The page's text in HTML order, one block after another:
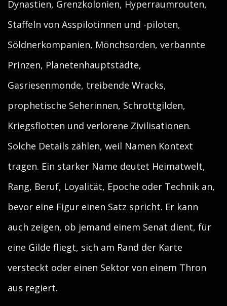
Dynastien, Grenzkolonien, Hyperraumrouten,
Staffeln von Asspilotinnen und -piloten,
Söldnerkompanien, Mönchsorden, verbannte
Prinzen, Planetenhauptstädte,
Gasriesenmonde, treibende Wracks,
prophetische Seherinnen, Schrottgilden,
Kriegsflotten und verlorene Zivilisationen.
Solche Details zählen, weil Namen Kontext
tragen. Ein starker Name deutet Heimatwelt,
Rang, Beruf, Loyalität, Epoche oder Technik an,
bevor eine Figur einen Satz spricht. Er kann
auch zeigen, ob jemand einem Senat dient, für
eine Gilde fliegt, sich am Rand der Karte
versteckt oder einen Sektor von einem Thron
aus regiert.